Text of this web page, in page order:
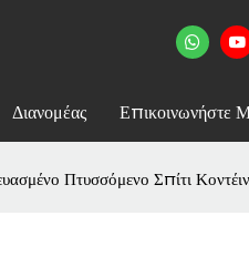
Διανομέας Επικοινωνήστε
Πτυσσόμενο Σπίτι